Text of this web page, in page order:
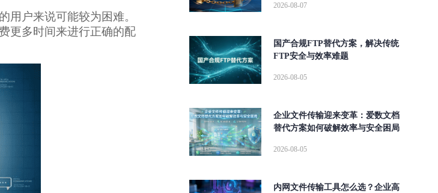
用户来说可能较为困难。
更多时间来进行正确的配
2026-08-07
国产合规FTP替代方案，解决传统
FTP安全与效率难题
2026-08-05
企业文件传输迎来变革：爱数文档
替代方案如何破解效率与安全困局
2026-08-05
内网文件传输工具怎么选？企业高